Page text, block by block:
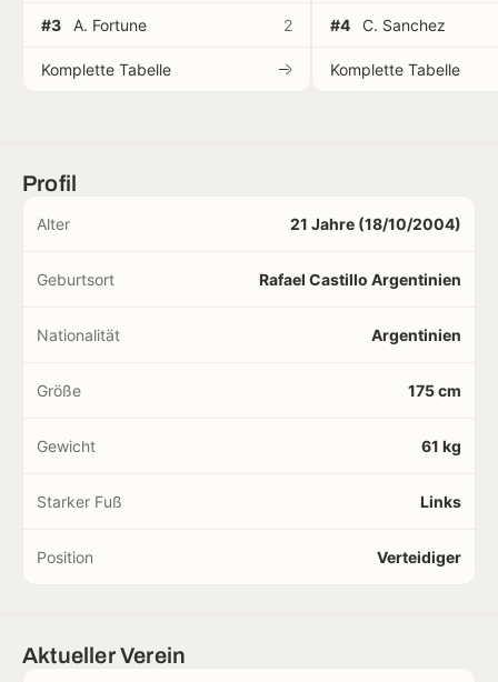
#3 A. Fortune 2
Komplette Tabelle
#4 C. Sanchez
Komplette Tabelle
Profil
Alter 21 Jahre (18/10/2004)
Geburtsort Rafael Castillo Argentinien
Nationalität Argentinien
Größe 175 cm
Gewicht 61 kg
Starker Fuß Links
Position Verteidiger
Aktueller Verein